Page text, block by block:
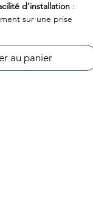
d’installation :
sur une prise
, il offre une
complète dans un
pour petits espaces.
au panier